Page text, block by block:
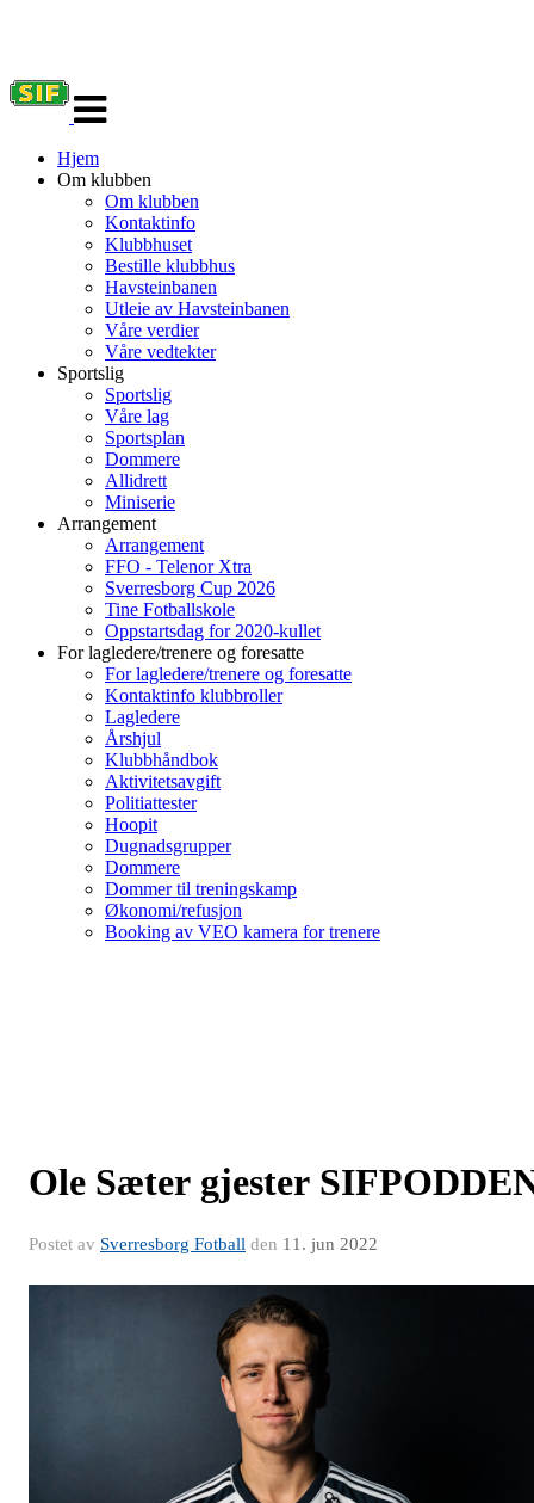
navigasjon
Hjem
Om klubben
Om klubben
Kontaktinfo
Klubbhuset
Bestille klubbhus
Havsteinbanen
Utleie av Havsteinbanen
Våre verdier
Våre vedtekter
Sportslig
Sportslig
Våre lag
Sportsplan
Dommere
Allidrett
Miniserie
Arrangement
Arrangement
FFO - Telenor Xtra
Sverresborg Cup 2026
Tine Fotballskole
Oppstartsdag for 2020-kullet
For lagledere/trenere og foresatte
For lagledere/trenere og foresatte
Kontaktinfo klubbroller
Lagledere
Årshjul
Klubbhåndbok
Aktivitetsavgift
Politiattester
Hoopit
Dugnadsgrupper
Dommere
Dommer til treningskamp
Økonomi/refusjon
Booking av VEO kamera for trenere
Ole Sæter gjester
Postet av Sverresborg Fotball den 11. jun 2022